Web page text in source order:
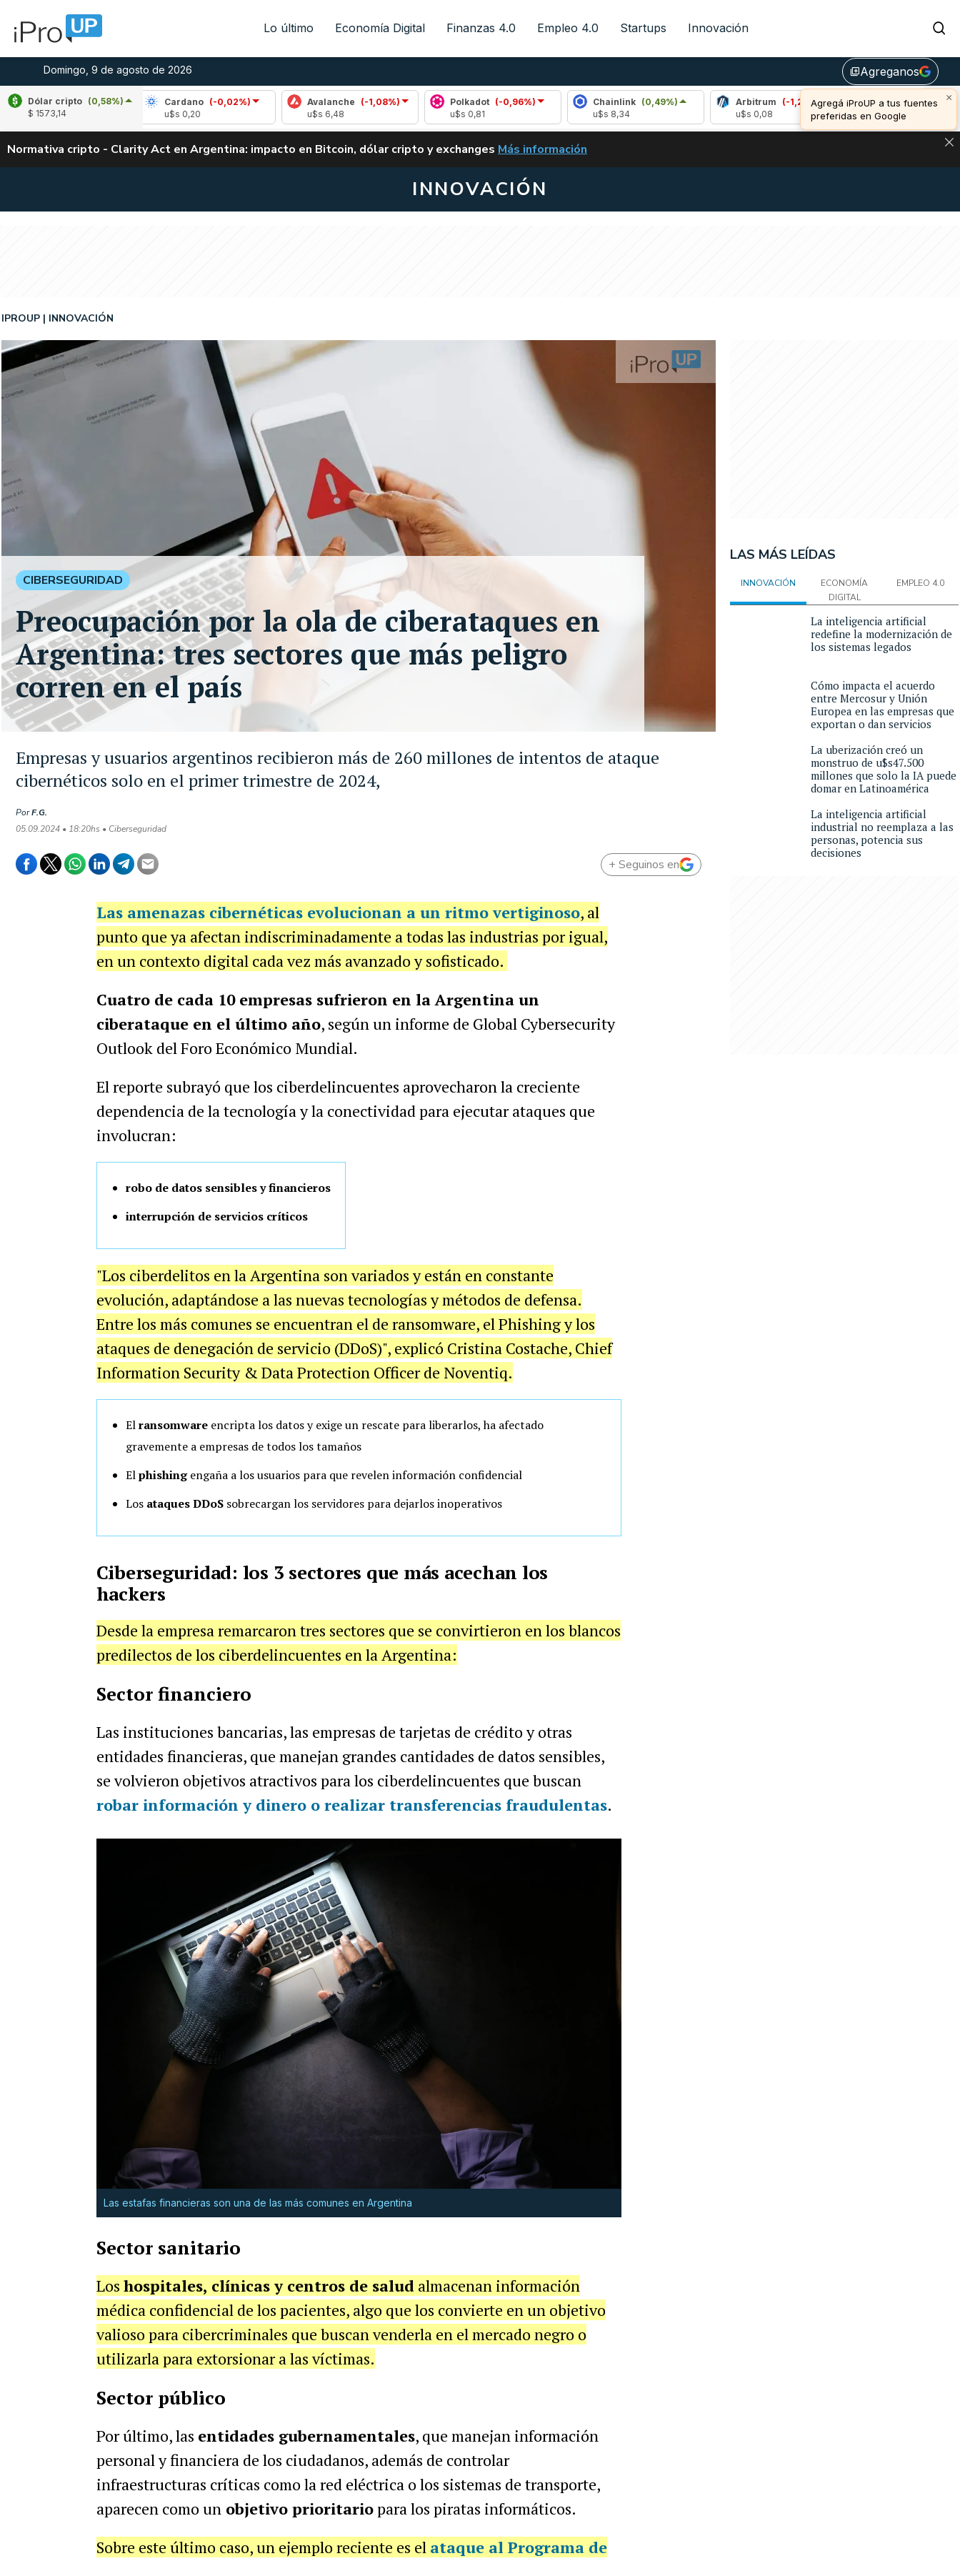
Lo último Economía Digital Finanzas 4.0 Empleo 4.0 Startups Innovación
Domingo, 9 de agosto de 2026 library_addAgreganos
×
Agregá iProUP a tus fuentes
preferidas en Google
Dólar cripto (0,58%)
$ 1573,14
(0,23%)
Cardano
(-0,02%)
Avalanche (-1,08%)
Polkadot
(-0,96%)
Chainlink
(0,49%)
Arbitrum
(-1,27%)
Bitcoin (-0,24%)
u$s 64.810,00
Normativa cripto - Clarity Act en Argentina: impacto en Bitcoin, dólar cripto y exchanges CLARITY ACT EN ARGENTINA: IMPACTO EN BITCOIN, DÓLAR CRIPTO Y EXCHANGES
Más información
INNOVACIÓN
Empresas y usuarios argentinos recibieron más de 260 millones de intentos de ataque
cibernéticos solo en el primer trimestre de 2024,
IPROUP INNOVACIÓN
PorF.G.
05.09.2024 • 18:20hs • Ciberseguridad
CIBERSEGURIDAD
Preocupación por la ola de ciberataques en
Argentina: tres sectores que más peligro
corren en el país
+ Seguinos en
Las amenazas cibernéticas evolucionan a un ritmo vertiginoso, al
punto que ya afectan indiscriminadamente a todas las industrias por igual,
en un contexto digital cada vez más avanzado y sofisticado.
Cuatro de cada 10 empresas sufrieron en la Argentina un
ciberataque en el último año, según un informe de Global Cybersecurity
Outlook del Foro Económico Mundial.
El reporte subrayó que los ciberdelincuentes aprovecharon la creciente
dependencia de la tecnología y la conectividad para ejecutar ataques que
involucran:
robo de datos sensibles y financieros
interrupción de servicios críticos
"Los ciberdelitos en la Argentina son variados y están en constante
evolución, adaptándose a las nuevas tecnologías y métodos de defensa.
Entre los más comunes se encuentran el de ransomware, el Phishing y los
ataques de denegación de servicio (DDoS)", explicó Cristina Costache, Chief
Information Security & Data Protection Officer de Noventiq.
Elransomware encripta los datos y exige un rescate para liberarlos, ha afectado
gravemente a empresas de todos los tamaños
Elphishingengaña a los usuarios para que revelen información confidencial
Los ataques DDoS sobrecargan los servidores para dejarlos inoperativos
Ciberseguridad: los 3 sectores que más acechan los
hackers
Desde la empresa remarcaron tres sectores que se convirtieron en los blancos
predilectos de los ciberdelincuentes en la Argentina:
Sector financiero
Las instituciones bancarias, las empresas de tarjetas de crédito y otras
entidades financieras, que manejan grandes cantidades de datos sensibles,
se volvieron objetivos atractivos para los ciberdelincuentes que buscan
robar información y dinero o realizar transferencias fraudulentas.
Las estafas financieras son una de las más comunes en Argentina
Sector sanitario
Los hospitales, clínicas y centros de saludalmacenan información
médica confidencial de los pacientes, algo que los convierte en un objetivo
valioso para cibercriminales que buscan venderla en el mercado negro o
utilizarla para extorsionar a las víctimas.
Sector público
Por último, las entidades gubernamentales, que manejan información
personal y financiera de los ciudadanos, además de controlar
infraestructuras críticas como la red eléctrica o los sistemas de transporte,
aparecen como unobjetivo prioritariopara los piratas informáticos.
Sobre este último caso, un ejemplo reciente es el ataque al Programa de
LAS MÁS LEÍDAS
INNOVACIÓN
ECONOMÍA
DIGITAL
EMPLEO 4.0
La inteligencia artificial
redefine la modernización de
los sistemas legados
Cómo impacta el acuerdo
entre Mercosur y Unión
Europea en las empresas que
exportan o dan servicios
La uberización creó un
monstruo de u$s47.500
millones que solo la IA puede
domar en Latinoamérica
La inteligencia artificial
industrial no reemplaza a las
personas, potencia sus
decisiones